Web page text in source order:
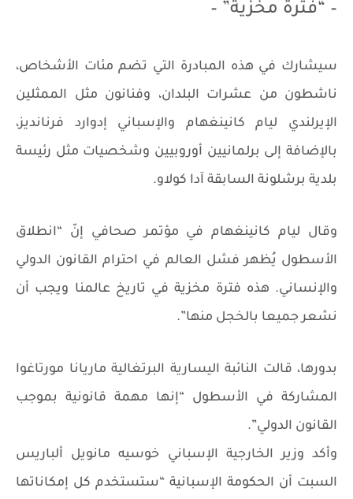
– “فترة مخزية” –
سيشارك في هذه المبادرة التي تضم مئات الأشخاص،
ناشطون من عشرات البلدان، وفنانون مثل الممثلين
الإيرلندي ليام كانينغهام والإسباني إدوارد فرنانديز،
بالإضافة إلى برلمانيين أوروبيين وشخصيات مثل رئيسة
بلدية برشلونة السابقة آدا كولاو.
وقال ليام كانينغهام في مؤتمر صحافي إنّ “انطلاق
الأسطول يُظهر فشل العالم في احترام القانون الدولي
والإنساني. هذه فترة مخزية في تاريخ عالمنا ويجب أن
نشعر جميعا بالخجل منها”.
بدورها، قالت النائبة اليسارية البرتغالية ماريانا مورتاغوا
المشاركة في الأسطول “إنها مهمة قانونية بموجب
القانون الدولي”.
وأكد وزير الخارجية الإسباني خوسيه مانويل ألباريس
السبت أن الحكومة الإسبانية “ستستخدم كل إمكاناتها